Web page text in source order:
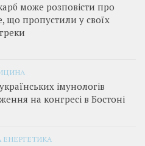
може розповісти про
що пропустили у своїх
імунологів
на конгресі в Бостоні
ЕНЕРГЕТИКА